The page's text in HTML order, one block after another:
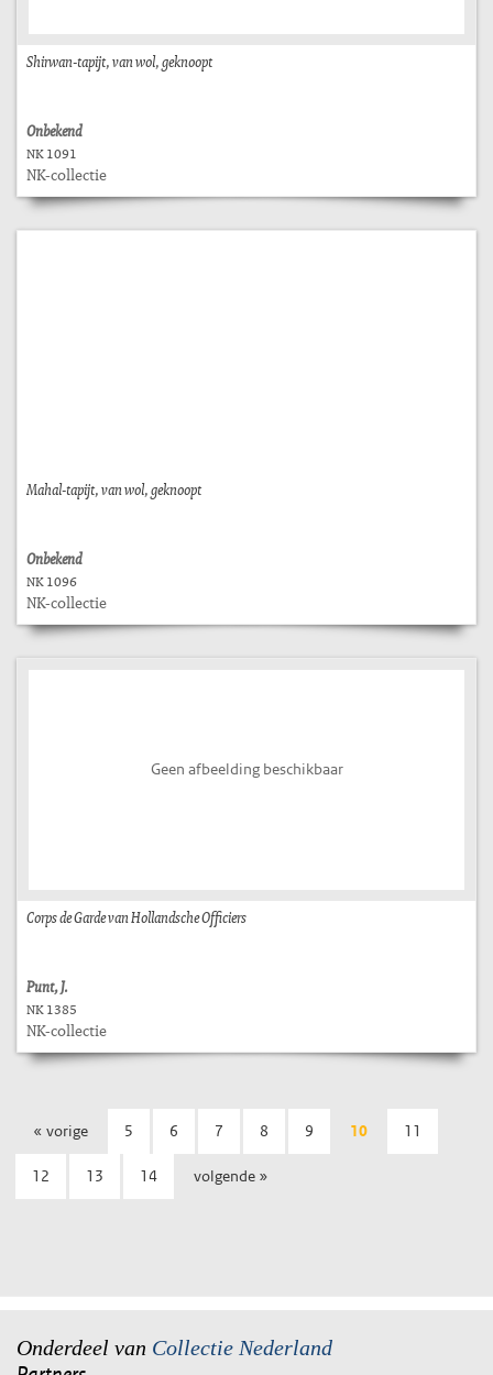
Shirwan-tapijt, van wol, geknoopt
Onbekend
NK 1091
NK-collectie
Mahal-tapijt, van wol, geknoopt
Onbekend
NK 1096
NK-collectie
Geen afbeelding beschikbaar
Corps de Garde van Hollandsche Officiers
Punt, J.
NK 1385
NK-collectie
« vorige 5 6 7 8 9 10 11
12 13 14 volgende »
Onderdeel van Collectie Nederland